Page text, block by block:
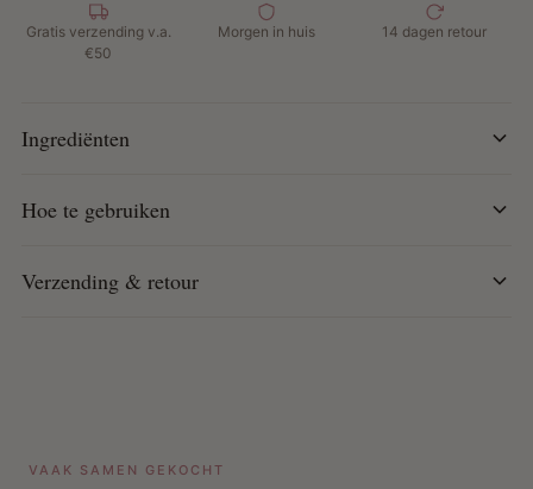
Verhoogt de glans en maakt het haar gladder
Extra sterke formule, veilig voor dagelijks gebruik
Op vochtig haar: breng 4-6 druppels aan en verdeel
Op droog haar: gebruik 3-5 druppels voor extra glans
Gratis verzending v.a.
€50
Morgen in huis 14 dagen retour
Ingrediënten
Hoe te gebruiken
Verzending & retour
VAAK SAMEN GEKOCHT